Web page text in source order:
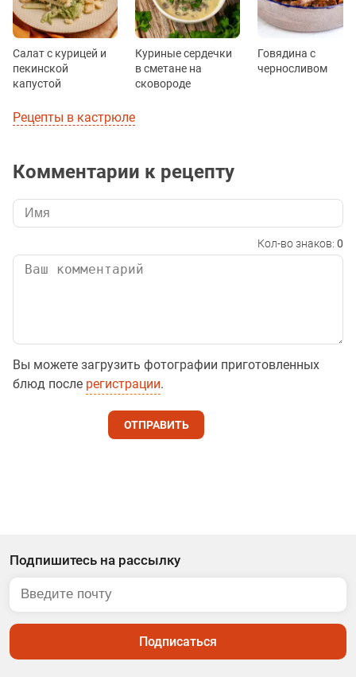
Салат с курицей и
пекинской
капустой
Куриные сердечки
в сметане на
сковороде
Говядина с
черносливом
Рецепты в кастрюле
Комментарии к рецепту
Кол-во знаков: 0
Вы можете загрузить фотографии приготовленных
блюд после регистрации.
ОТПРАВИТЬ
Подпишитесь на рассылку
Подписаться